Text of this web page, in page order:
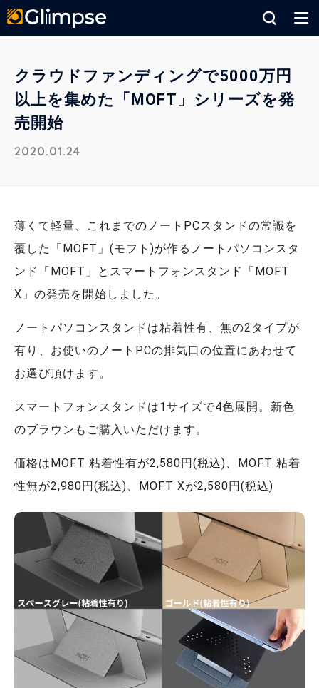
クラウドファンディングで5000万円
以上を集めた「MOFT」シリーズを発
売開始
2020.01.24
薄くて軽量、これまでのノートPCスタンドの常識を
覆した「MOFT」(モフト)が作るノートパソコンスタ
ンド「MOFT」とスマートフォンスタンド「MOFT
X」の発売を開始しました。
ノートパソコンスタンドは粘着性有、無の2タイプが
有り、お使いのノートPCの排気口の位置にあわせて
お選び頂けます。
スマートフォンスタンドは1サイズで4色展開。新色
のブラウンもご購入いただけます。
価格はMOFT 粘着性有が2,580円(税込)、MOFT 粘着
性無が2,980円(税込)、MOFT Xが2,580円(税込)